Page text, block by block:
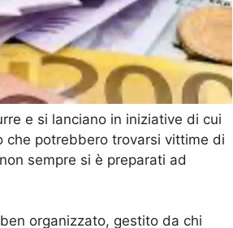
e si lanciano in iniziative di cui
che potrebbero trovarsi vittime di
sempre si è preparati ad
organizzato, gestito da chi